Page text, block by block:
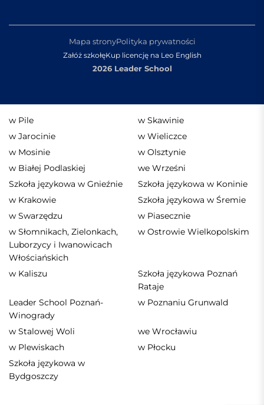
2026 Leader School
Załóż szkołęKup licencję na Leo English
Mapa stronyPolityka prywatności
w Pile
w Skawinie
w Jarocinie
w Wieliczce
w Mosinie
w Olsztynie
w Białej Podlaskiej
we Wrześni
Szkoła językowa w Gnieźnie
Szkoła językowa w Koninie
w Krakowie
Szkoła językowa w Śremie
w Swarzędzu
w Piasecznie
w Słomnikach, Zielonkach,
Luborzycy i Iwanowicach
Włościańskich
w Ostrowie Wielkopolskim
w Kaliszu
Szkoła językowa Poznań
Rataje
Leader School Poznań-
Winogrady
w Poznaniu Grunwald
w Stalowej Woli
we Wrocławiu
w Plewiskach
w Płocku
Szkoła językowa w
Bydgoszczy